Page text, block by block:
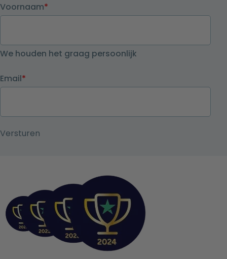
Voornaam*
We houden het graag persoonlijk
Email*